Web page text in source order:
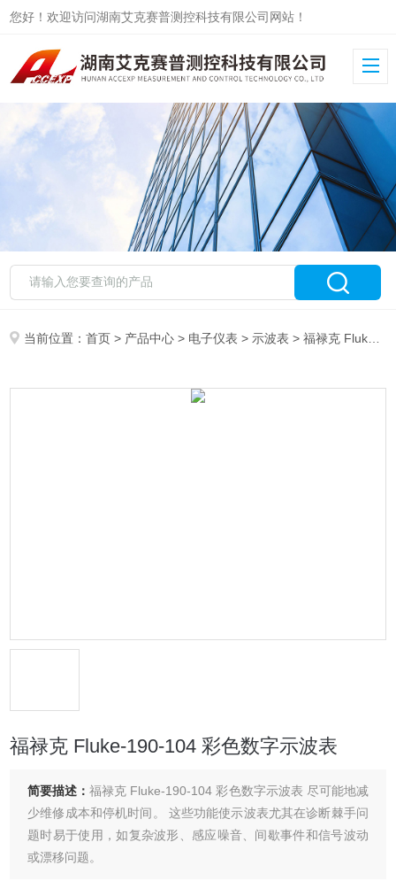
您好！欢迎访问湖南艾克赛普测控科技有限公司网站！
当前位置：首页 > 产品中心 > 电子仪表 > 示波表 > 福禄克 Fluke-190-104 彩色数字示波表
福禄克 Fluke-190-104 彩色数字示波表
简要描述：福禄克 Fluke-190-104 彩色数字示波表 尽可能地减
少维修成本和停机时间。 这些功能使示波表尤其在诊断棘手问
题时易于使用，如复杂波形、感应噪音、间歇事件和信号波动
或漂移问题。